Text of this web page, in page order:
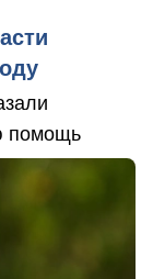
помощь